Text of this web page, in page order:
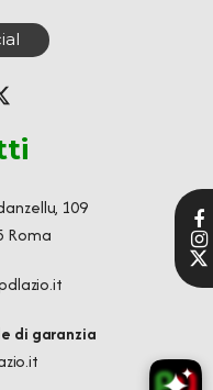
109
Roma
di garanzia